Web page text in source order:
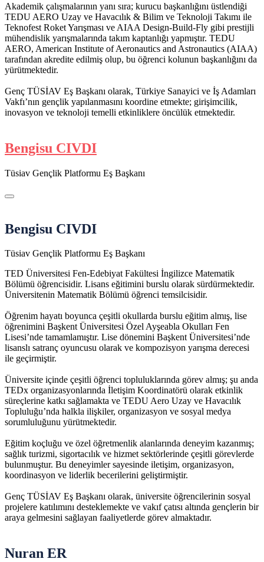
Akademik çalışmalarının yanı sıra; kurucu başkanlığını üstlendiği
TEDU AERO Uzay ve Havacılık & Bilim ve Teknoloji Takımı ile
Teknofest Roket Yarışması ve AIAA Design-Build-Fly gibi prestijli
mühendislik yarışmalarında takım kaptanlığı yapmıştır. TEDU
AERO, American Institute of Aeronautics and Astronautics (AIAA)
tarafından akredite edilmiş olup, bu öğrenci kolunun başkanlığını da
yürütmektedir.
Genç TÜSİAV Eş Başkanı olarak, Türkiye Sanayici ve İş Adamları
Vakfı’nın gençlik yapılanmasını koordine etmekte; girişimcilik,
inovasyon ve teknoloji temelli etkinliklere öncülük etmektedir.
Bengisu CIVDI
Tüsiav Gençlik Platformu Eş Başkanı
Bengisu CIVDI
Tüsiav Gençlik Platformu Eş Başkanı
TED Üniversitesi Fen-Edebiyat Fakültesi İngilizce Matematik
Bölümü öğrencisidir. Lisans eğitimini burslu olarak sürdürmektedir.
Üniversitenin Matematik Bölümü öğrenci temsilcisidir.
Öğrenim hayatı boyunca çeşitli okullarda burslu eğitim almış, lise
öğrenimini Başkent Üniversitesi Özel Ayşeabla Okulları Fen
Lisesi’nde tamamlamıştır. Lise dönemini Başkent Üniversitesi’nde
lisanslı satranç oyuncusu olarak ve kompozisyon yarışma derecesi
ile geçirmiştir.
Üniversite içinde çeşitli öğrenci topluluklarında görev almış; şu anda
TEDx organizasyonlarında İletişim Koordinatörü olarak etkinlik
süreçlerine katkı sağlamakta ve TEDU Aero Uzay ve Havacılık
Topluluğu’nda halkla ilişkiler, organizasyon ve sosyal medya
sorumluluğunu yürütmektedir.
Eğitim koçluğu ve özel öğretmenlik alanlarında deneyim kazanmış;
sağlık turizmi, sigortacılık ve hizmet sektörlerinde çeşitli görevlerde
bulunmuştur. Bu deneyimler sayesinde iletişim, organizasyon,
koordinasyon ve liderlik becerilerini geliştirmiştir.
Genç TÜSİAV Eş Başkanı olarak, üniversite öğrencilerinin sosyal
projelere katılımını desteklemekte ve vakıf çatısı altında gençlerin bir
araya gelmesini sağlayan faaliyetlerde görev almaktadır.
Nuran ER